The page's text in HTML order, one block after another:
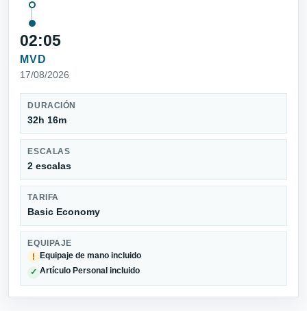
02:05
MVD
17/08/2026
DURACIÓN
32h 16m
ESCALAS
2 escalas
TARIFA
Basic Economy
EQUIPAJE
!
Equipaje de mano incluido
✓ Artículo Personal incluido